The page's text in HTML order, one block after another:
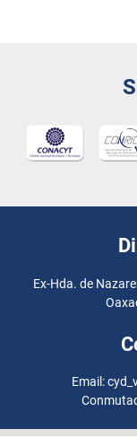
Ex-Hda. de
Email: